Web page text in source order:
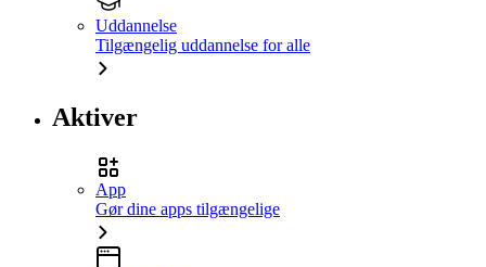
Uddannelse
Tilgængelig uddannelse for alle
Aktiver
App
Gør dine apps tilgængelige